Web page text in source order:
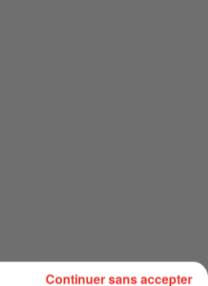
Continuer sans accepter